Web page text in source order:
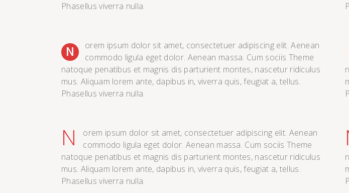
Phasellus viverra nulla.
N
orem ipsum dolor sit amet, consectetuer adipiscing elit. Aenean
commodo ligula eget dolor. Aenean massa. Cum sociis Theme
natoque penatibus et magnis dis parturient montes, nascetur ridiculus
mus. Aliquam lorem ante, dapibus in, viverra quis, feugiat a, tellus.
Phasellus viverra nulla.
N
orem ipsum dolor sit amet, consectetuer adipiscing elit. Aenean
commodo ligula eget dolor. Aenean massa. Cum sociis Theme
natoque penatibus et magnis dis parturient montes, nascetur ridiculus
mus. Aliquam lorem ante, dapibus in, viverra quis, feugiat a, tellus.
Phasellus viverra nulla.